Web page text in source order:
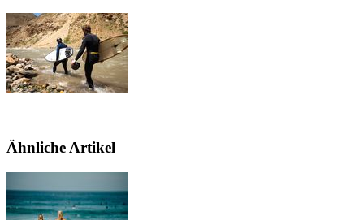
Ähnliche Artikel